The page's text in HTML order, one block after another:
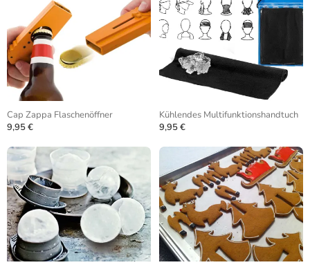
Cap Zappa Flaschenöffner
9,95 €
Kühlendes Multifunktionshandtuch
9,95 €